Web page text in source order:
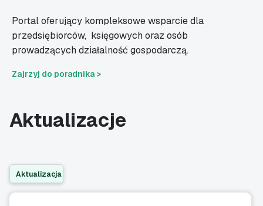
Portal oferujący kompleksowe wsparcie dla
przedsiębiorców, księgowych oraz osób
prowadzących działalność gospodarczą.
Zajrzyj do poradnika >
Aktualizacje
Aktualizacja